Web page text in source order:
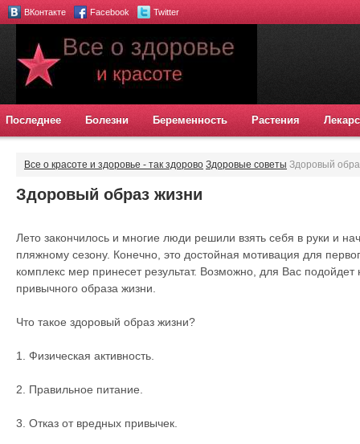
ВКонтакте Facebook Twitter
Последнее Болезни Беременность Растения
Все о красоте и здоровье - так здорово Здоровые советы Здоровый
Здоровый образ жизни
Лето закончилось и многие люди решили взять себя в руки и
пляжному сезону. Конечно, это достойная мотивация для
комплекс мер принесет результат. Возможно, для Вас
привычного образа жизни.
Что такое здоровый образ жизни?
1. Физическая активность.
2. Правильное питание.
3. Отказ от вредных привычек.